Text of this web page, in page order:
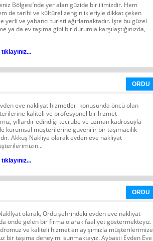
Bölgesi’nde yer alan güzide bir ilimizdir. Hem
de tarihi ve kültürel zenginlikleriyle dikkat çeken
yerli ve yabancı turisti ağırlamaktadır. İşte bu güzel
ya da ev taşıma gibi bir durumla karşılaştığınızda,
ORDU
eve nakliyat hizmetleri konusunda öncü olan
kaliteli ve profesyonel bir hizmet
yıllardır edindiği tecrübe ve uzman kadrosuyla
kurumsal müşterilerine güvenilir bir taşımacılık
Akkuş Nakliye olarak evden eve nakliyat
ORDU
olarak, Ordu şehrindeki evden eve nakliyat
önde gelen bir firma olarak faaliyet göstermekteyiz.
ve kaliteli hizmet anlayışımızla müşterilerimize
bir taşıma deneyimi sunmaktayız. Aybasti Evden Eve